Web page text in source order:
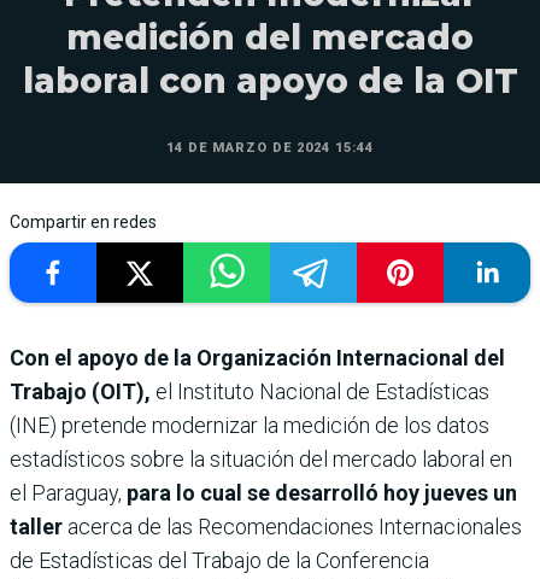
medición del mercado
laboral con apoyo de la OIT
14 DE MARZO DE 2024 15:44
Compartir en redes
Con el apoyo de la Organización Internacional del
Trabajo (OIT), el Instituto Nacional de Estadísticas
(INE) pretende modernizar la medición de los datos
estadísticos sobre la situación del mercado laboral en
el Paraguay, para lo cual se desarrolló hoy jueves un
taller acerca de las Recomendaciones Internacionales
de Estadísticas del Trabajo de la Conferencia